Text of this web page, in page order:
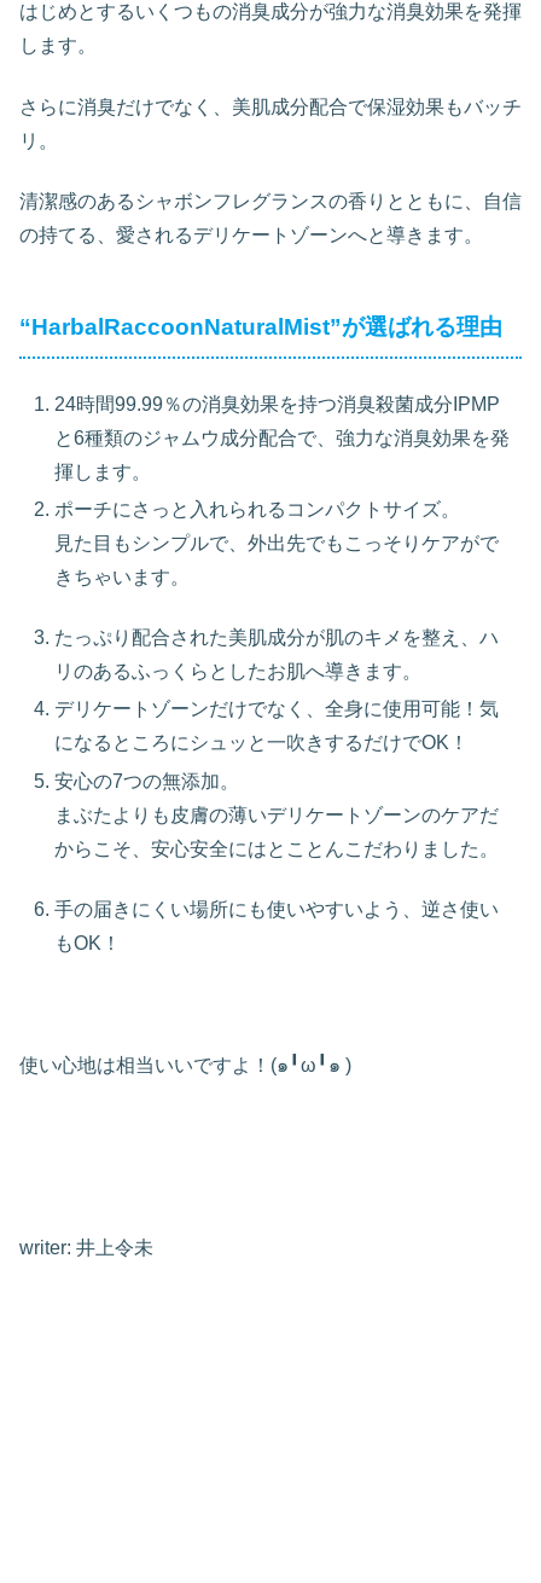
はじめとするいくつもの消臭成分が強力な消臭効果を発揮
します。
さらに消臭だけでなく、美肌成分配合で保湿効果もバッチ
リ。
清潔感のあるシャボンフレグランスの香りとともに、自信
の持てる、愛されるデリケートゾーンへと導きます。
“HarbalRaccoonNaturalMist”が選ばれる理由
24時間99.99％の消臭効果を持つ消臭殺菌成分IPMP
と6種類のジャムウ成分配合で、強力な消臭効果を発
揮します。
ポーチにさっと入れられるコンパクトサイズ。
見た目もシンプルで、外出先でもこっそりケアがで
きちゃいます。
たっぷり配合された美肌成分が肌のキメを整え、ハ
リのあるふっくらとしたお肌へ導きます。
デリケートゾーンだけでなく、全身に使用可能！気
になるところにシュッと一吹きするだけでOK！
安心の7つの無添加。
まぶたよりも皮膚の薄いデリケートゾーンのケアだ
からこそ、安心安全にはとことんこだわりました。
手の届きにくい場所にも使いやすいよう、逆さ使い
もOK！
使い心地は相当いいですよ！(๑╹ω╹๑ )
writer: 井上令未